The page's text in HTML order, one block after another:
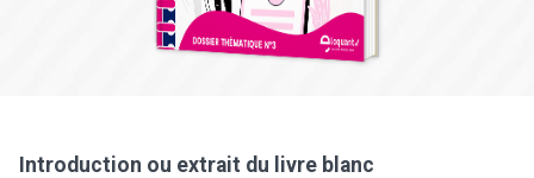
Introduction ou extrait du livre blanc